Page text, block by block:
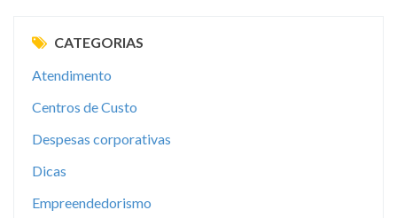
CATEGORIAS
Atendimento
Centros de Custo
Despesas corporativas
Dicas
Empreendedorismo